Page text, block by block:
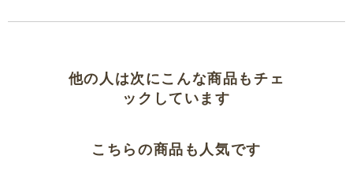
暑さに負けず
とても気に入ってます
他の人は次にこんな商品もチェ
ックしています
こちらの商品も人気です